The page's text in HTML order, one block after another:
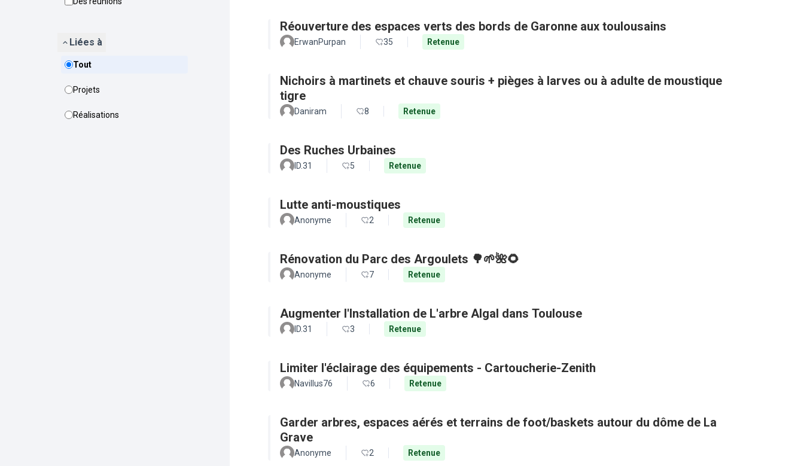
Liées à
Tout
Projets
Réalisations
Réouverture des espaces verts des bords de Garonne aux toulousains
ErwanPurpan 35 Retenue
Nichoirs à martinets et chauve souris + pièges à larves ou à adulte de moustique
tigre
Daniram 8 Retenue
Des Ruches Urbaines
ID.31 5 Retenue
Lutte anti-moustiques
Anonyme 2 Retenue
Rénovation du Parc des Argoulets 🌳🌱🌺🌻
Anonyme 7 Retenue
Augmenter l'Installation de L'arbre Algal dans Toulouse
ID.31 3 Retenue
Limiter l'éclairage des équipements - Cartoucherie-Zenith
Navillus76 6 Retenue
Garder arbres, espaces aérés et terrains de foot/baskets autour du dôme de La
Grave
Anonyme 2 Retenue